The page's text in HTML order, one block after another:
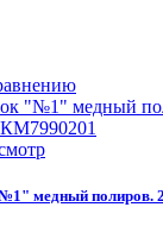
медный полиров. 2